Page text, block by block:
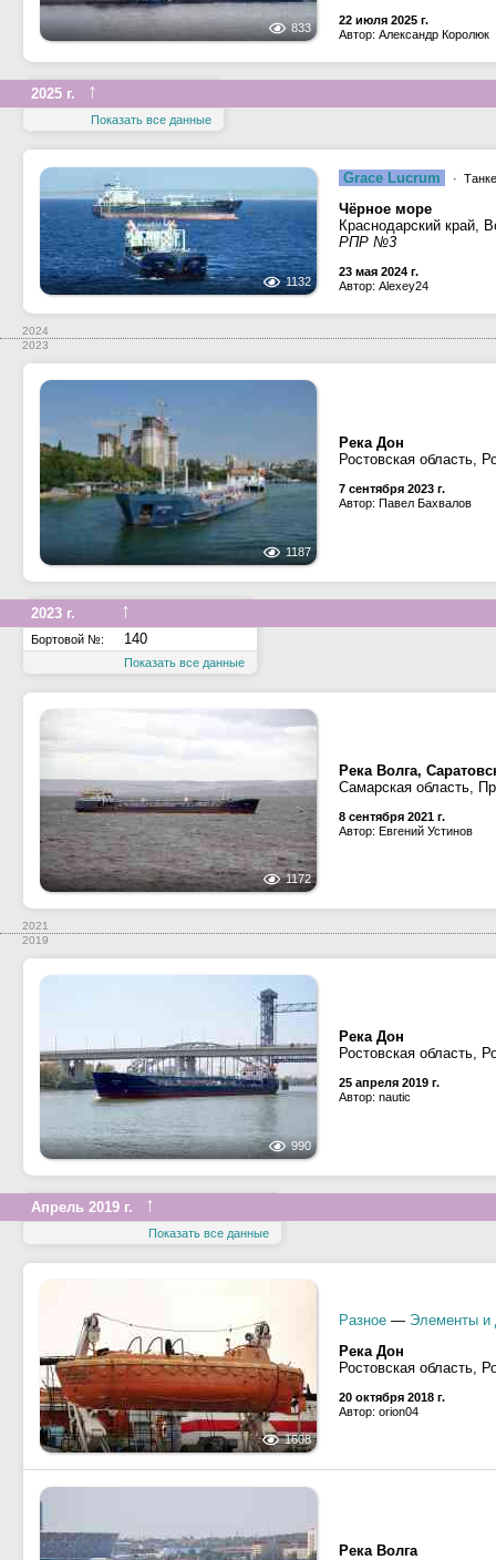
833
22 июля 2025 г.
Автор: Александр Королюк
2025 г. ↑
Показать все данные
1132
Grace Lucrum ·
Чёрное море
Краснодарский край,
РПР №3
23 мая 2024 г.
Автор: Alexey24
2024
2023
1187
Река Дон
Ростовская область,
7 сентября 2023 г.
Автор: Павел Бахвалов
2023 г. ↑
Бортовой №: 140
Показать все данные
1172
Река Волга,
Самарская область,
8 сентября 2021 г.
Автор: Евгений Устинов
2021
2019
990
Река Дон
Ростовская область,
25 апреля 2019 г.
Автор: nautic
Апрель 2019 г. ↑
Показать все данные
1608
Разное — Элементы и
Река Дон
Ростовская область,
20 октября 2018 г.
Автор: orion04
Река Волга